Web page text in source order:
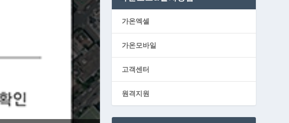
가온엑셀
가온모바일
고객센터
원격지원